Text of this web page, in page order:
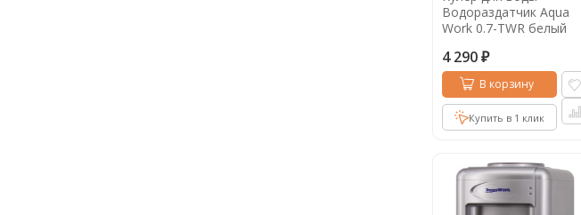
Водораздатчик Aqua
Work 0.7-TWR белый
TWR
4 290 ₽
В корзину
Купить в 1 клик